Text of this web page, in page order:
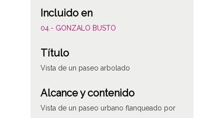
Incluido en
04.- GONZALO BUSTO
Título
Vista de un paseo arbolado
Alcance y contenido
Vista de un paseo urbano flanqueado por